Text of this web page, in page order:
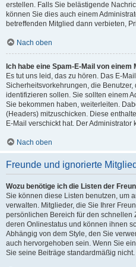
erstellen. Falls Sie belästigende
können Sie dies auch einem
betreffenden Mitglied dann verbieten,
Nach oben
Ich habe eine Spam-E-Mail von
Es tut uns leid, das zu hören. Das E-
Sicherheitsvorkehrungen, die
identifizieren sollen. Sie sollten einem
Sie bekommen haben, weiterleiten.
(Headers) mitzuschicken. Diese
E-Mail verschickt hat. Der
Nach oben
Freunde und ignorierte
Wozu benötige ich die Listen der
Sie können diese Listen benutzen, um
verwalten. Mitglieder, die Sie Ihrer
persönlichen Bereich für den schnellen
deren Onlinestatus und können ihnen
Abhängig von dem Style, den Sie
auch hervorgehoben sein. Wenn Sie
Sie seine Beiträge standardmäßig nicht.